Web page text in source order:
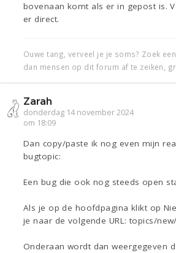
bovenaan komt als er in gepost is.
er direct.
Ouwe tang, verveel je je soms? Zoek
dan mensen op dit forum af te zeiken,
Zarah
donderdag 14 november 2024
om 18:09
Dan copy/paste ik nog even mijn
bugtopic:
Een bug die ook nog steeds open
Als je op de hoofdpagina klikt op
je naar de volgende URL: topics/new/
Onderaan wordt dan weergegeven